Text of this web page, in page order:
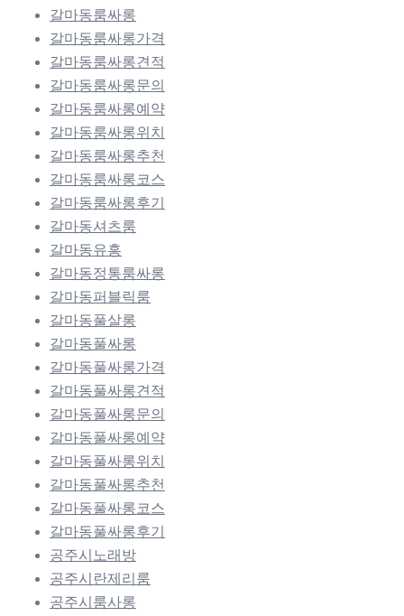
갈마동룸싸롱
갈마동룸싸롱가격
갈마동룸싸롱견적
갈마동룸싸롱문의
갈마동룸싸롱예약
갈마동룸싸롱위치
갈마동룸싸롱추천
갈마동룸싸롱코스
갈마동룸싸롱후기
갈마동셔츠룸
갈마동유흥
갈마동정통룸싸롱
갈마동퍼블릭룸
갈마동풀살롱
갈마동풀싸롱
갈마동풀싸롱가격
갈마동풀싸롱견적
갈마동풀싸롱문의
갈마동풀싸롱예약
갈마동풀싸롱위치
갈마동풀싸롱추천
갈마동풀싸롱코스
갈마동풀싸롱후기
공주시노래방
공주시란제리룸
공주시룸사롱